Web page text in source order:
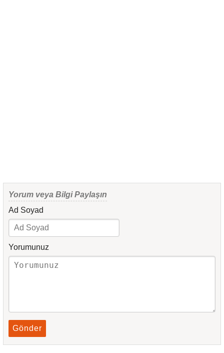
Yorum veya Bilgi Paylaşın
Ad Soyad
Yorumunuz
Gönder